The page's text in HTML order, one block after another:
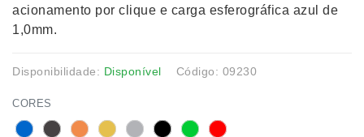
acionamento por clique e carga esferográfica azul de
1,0mm.
Disponibilidade: Disponível Código: 09230
CORES